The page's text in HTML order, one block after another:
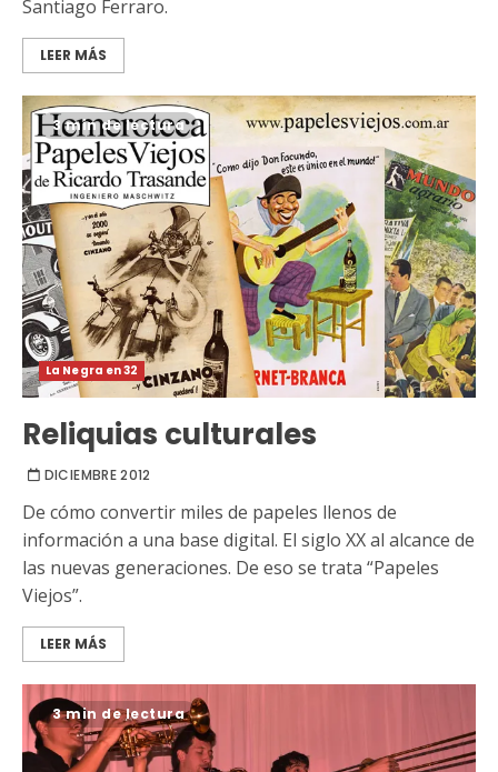
Santiago Ferraro.
LEER MÁS
3 min de lectura
La Negra en 32
Reliquias culturales
DICIEMBRE 2012
De cómo convertir miles de papeles llenos de
información a una base digital. El siglo XX al alcance de
las nuevas generaciones. De eso se trata “Papeles
Viejos”.
LEER MÁS
3 min de lectura